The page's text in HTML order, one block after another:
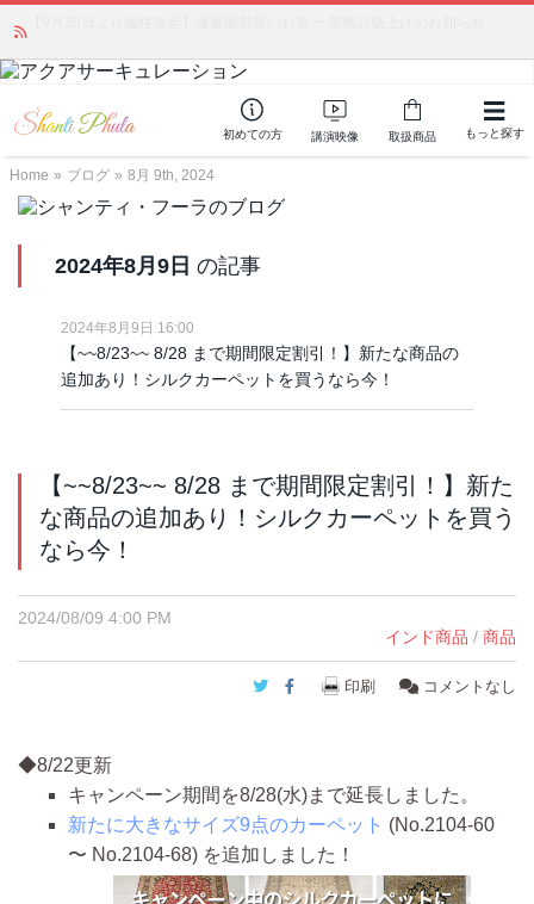
初めての方 講演映像 取扱商品 もっと探す
Home » ブログ » 8月 9th, 2024
2024年8月9日 の記事
2024年8月9日 16:00
【~~8/23~~ 8/28 まで期間限定割引！】新たな商品の
追加あり！シルクカーペットを買うなら今！
【~~8/23~~ 8/28 まで期間限定割引！】新た
な商品の追加あり！シルクカーペットを買う
なら今！
2024/08/09 4:00 PM
インド商品 / 商品
Twitter
Facebook
印刷 コメントなし
◆8/22更新
キャンペーン期間を8/28(水)まで延長しました。
新たに大きなサイズ9点のカーペット (No.2104-60
〜 No.2104-68) を追加しました！